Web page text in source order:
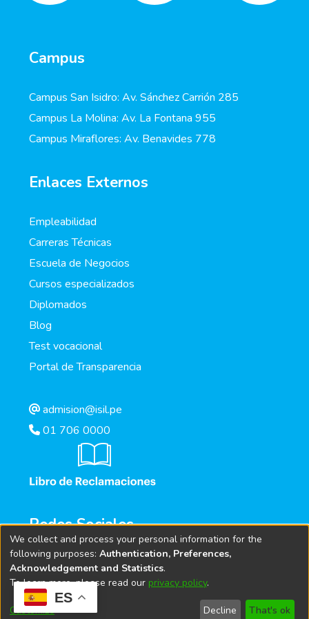
ES
Campus
Campus San Isidro: Av. Sánchez Carrión 285
Campus La Molina: Av. La Fontana 955
Campus Miraflores: Av. Benavides 778
Enlaces Externos
Empleabilidad
Carreras Técnicas
Escuela de Negocios
Cursos especializados
Diplomados
Blog
Test vocacional
Portal de Transparencia
admision@isil.pe
01 706 0000
Redes Sociales
We collect and process your personal information for the
following purposes: Authentication, Preferences,
Acknowledgement and Statistics.
To learn more, please read our privacy policy.
Customize Decline That's ok